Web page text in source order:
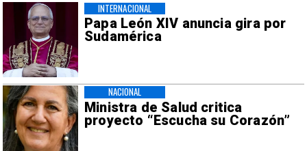
Papa León XIV anuncia gira por
Sudamérica
INTERNACIONAL
Ministra de Salud critica
proyecto “Escucha su Corazón”
NACIONAL